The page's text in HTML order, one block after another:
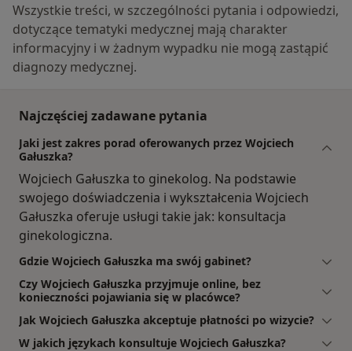
Wszystkie treści, w szczególności pytania i odpowiedzi,
dotyczące tematyki medycznej mają charakter
informacyjny i w żadnym wypadku nie mogą zastąpić
diagnozy medycznej.
Najczęściej zadawane pytania
Jaki jest zakres porad oferowanych przez Wojciech
Gałuszka?
Wojciech Gałuszka to ginekolog. Na podstawie
swojego doświadczenia i wykształcenia Wojciech
Gałuszka oferuje usługi takie jak: konsultacja
ginekologiczna.
Gdzie Wojciech Gałuszka ma swój gabinet?
Czy Wojciech Gałuszka przyjmuje online, bez
konieczności pojawiania się w placówce?
Jak Wojciech Gałuszka akceptuje płatności po wizycie?
W jakich językach konsultuje Wojciech Gałuszka?